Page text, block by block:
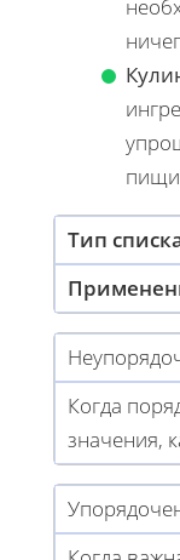
Тип
Когда
значения,